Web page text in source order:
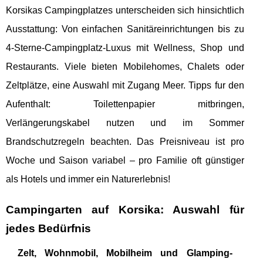
Korsikas Campingplatzes unterscheiden sich hinsichtlich
Ausstattung: Von einfachen Sanitäreinrichtungen bis zu
4-Sterne-Campingplatz-Luxus mit Wellness, Shop und
Restaurants. Viele bieten Mobilehomes, Chalets oder
Zeltplätze, eine Auswahl mit Zugang Meer. Tipps fur den
Aufenthalt: Toilettenpapier mitbringen,
Verlängerungskabel nutzen und im Sommer
Brandschutzregeln beachten. Das Preisniveau ist pro
Woche und Saison variabel – pro Familie oft günstiger
als Hotels und immer ein Naturerlebnis!
Campingarten auf Korsika: Auswahl für
jedes Bedürfnis
Zelt, Wohnmobil, Mobilheim und Glamping-